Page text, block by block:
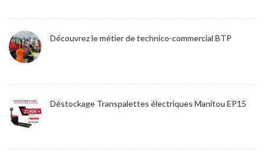
Découvrez le métier de technico-commercial BTP
Déstockage Transpalettes électriques Manitou EP15